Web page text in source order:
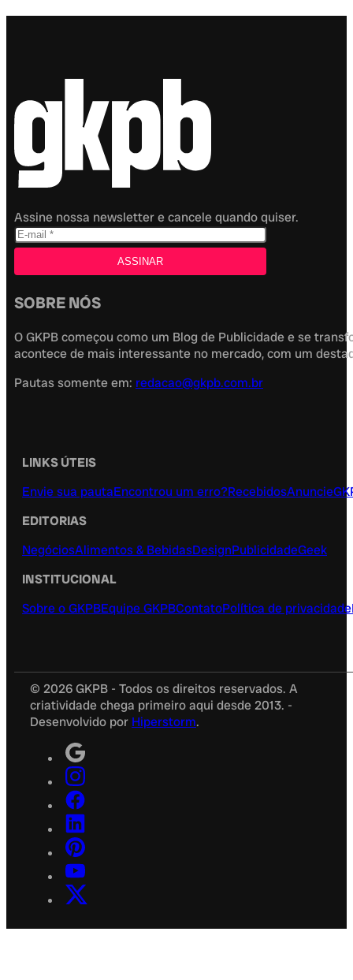
Assine nossa newsletter e cancele quando quiser.
SOBRE NÓS
O GKPB começou como um Blog de Publicidade e se
acontece de mais interessante no mercado, com um
Pautas somente em: redacao@gkpb.com.br
LINKS ÚTEIS
Envie sua pautaEncontrou um erro?RecebidosAnuncie
EDITORIAS
NegóciosAlimentos & BebidasDesignPublicidadeGeek
INSTITUCIONAL
Sobre o GKPBEquipe GKPBContatoPolítica de privacidade
© 2026 GKPB - Todos os direitos reservados. A
criatividade chega primeiro aqui desde 2013. -
Desenvolvido por Hiperstorm.